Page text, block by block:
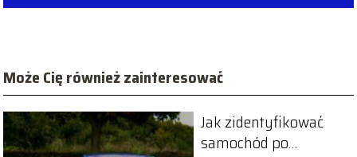
Może Cię również zainteresować
Jak zidentyfikować
samochód po